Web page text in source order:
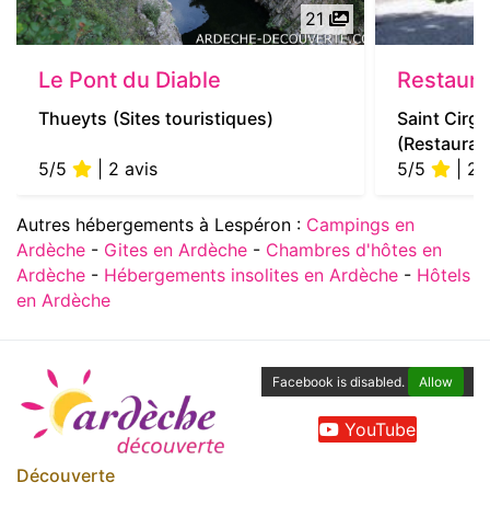
21
Le Pont du Diable
Thueyts (Sites touristiques)
5/5 | 2 avis
Saint
5/5
|
Autres hébergements à Lespéron : Campings en
Ardèche - Gites en Ardèche - Chambres d'hôtes en
Ardèche - Hébergements insolites en Ardèche - Hôtels
en Ardèche
Facebook is disabled. Allow
YouTube
Découverte